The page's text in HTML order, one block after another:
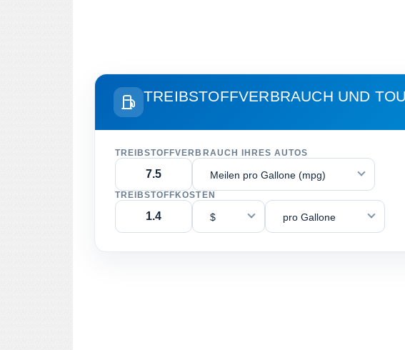
TREIBSTOFFVERBRAUCH UND
TREIBSTOFFVERBRAUCH IHRES AUTOS
Meilen pro Gallone (mpg)
TREIBSTOFFKOSTEN
$ pro Gallone